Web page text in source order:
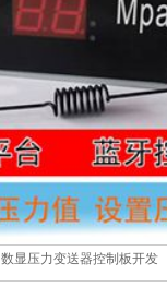
数显压力变送器控制板开发